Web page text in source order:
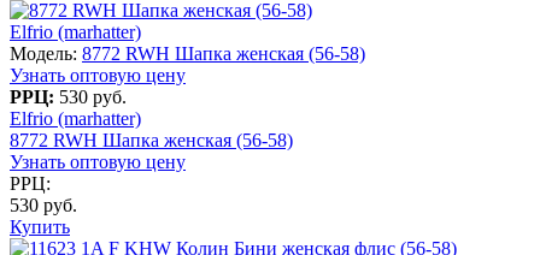
Elfrio (marhatter)
Модель: 8772 RWH Шапка женская (56-58)
Узнать оптовую цену
РРЦ: 530 руб.
Elfrio (marhatter)
8772 RWH Шапка женская (56-58)
Узнать оптовую цену
РРЦ:
530 руб.
Купить